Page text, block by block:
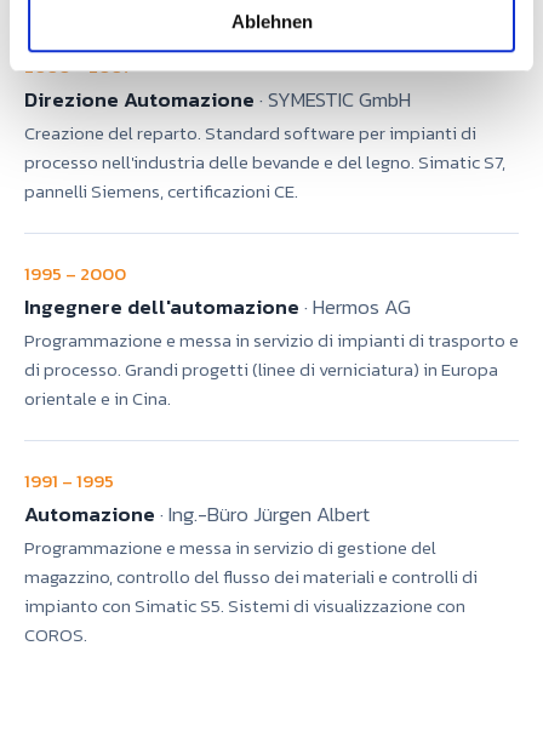
Ablehnen
2000 – 2007
Direzione Automazione· SYMESTIC GmbH
Creazione del reparto. Standard software per impianti di
processo nell'industria delle bevande e del legno. Simatic S7,
pannelli Siemens, certificazioni CE.
1995 – 2000
Ingegnere dell'automazione· Hermos AG
Programmazione e messa in servizio di impianti di trasporto e
di processo. Grandi progetti (linee di verniciatura) in Europa
orientale e in Cina.
1991 – 1995
Automazione· Ing.-Büro Jürgen Albert
Programmazione e messa in servizio di gestione del
magazzino, controllo del flusso dei materiali e controlli di
impianto con Simatic S5. Sistemi di visualizzazione con
COROS.